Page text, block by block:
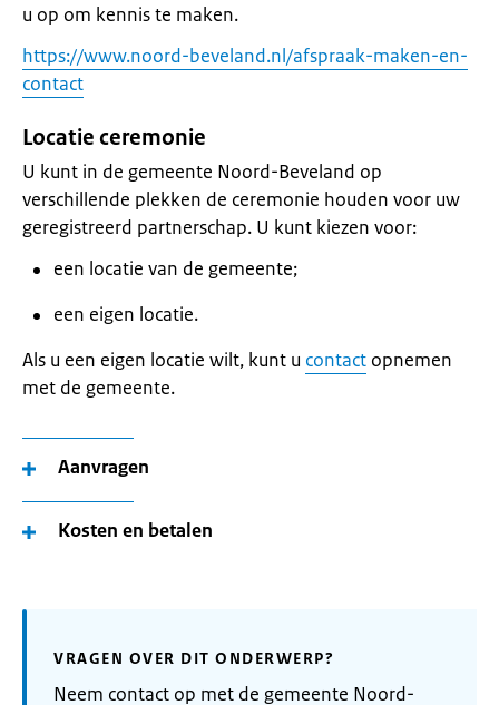
u op om kennis te maken.
https://www.noord-beveland.nl/afspraak-maken-en-
contact
Locatie ceremonie
U kunt in de gemeente Noord-Beveland op
verschillende plekken de ceremonie houden voor uw
geregistreerd partnerschap. U kunt kiezen voor:
een locatie van de gemeente;
een eigen locatie.
Als u een eigen locatie wilt, kunt u contact opnemen
met de gemeente.
Aanvragen
Kosten en betalen
VRAGEN OVER DIT ONDERWERP?
Neem contact op met de gemeente Noord-